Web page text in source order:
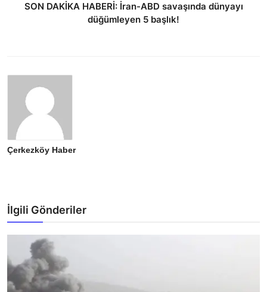
SON DAKİKA HABERİ: İran-ABD savaşında dünyayı
düğümleyen 5 başlık!
Çerkezköy Haber
İlgili Gönderiler